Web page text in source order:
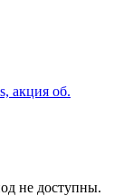
акция об.
не доступны.